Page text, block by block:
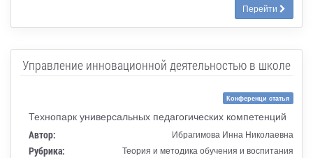
Перейти
Управление инновационной деятельностью в школе
Конференци статья
Технопарк универсальных педагогических компетенций
Автор: Ибрагимова Инна Николаевна
Рубрика: Теория и методика обучения и воспитания